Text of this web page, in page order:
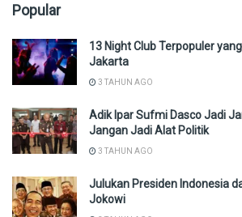
Popular
13 Night Club Terpopuler
Jakarta
3 TAHUN AGO
Adik Ipar Sufmi Dasco Jadi
Jangan Jadi Alat Politik
3 TAHUN AGO
Julukan Presiden Indonesia
Jokowi